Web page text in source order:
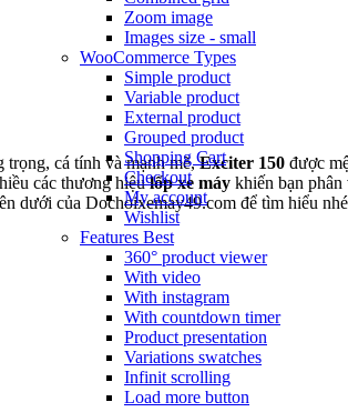
Zoom image
Images size - small
WooCommerce Types
Simple product
Variable product
External product
Grouped product
Shopping Cart
Checkout
My account
Wishlist
Features Best
360° product viewer
With video
With instagram
With countdown timer
Product presentation
Variations swatches
Infinit scrolling
Load more button
trọng, cá tính và mạnh mẽ,Exciter 150 được
các thương hiệulốp xe máy khiến bạn
dưới của Dochoixemay49.com để tìm hiểu